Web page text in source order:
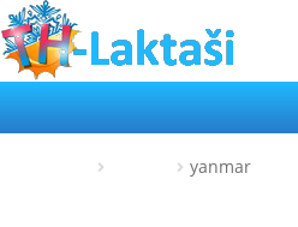
Preskoči
na
navigaciju
Skoči
do
sadržaja
TH LAKTAŠI
yanmar